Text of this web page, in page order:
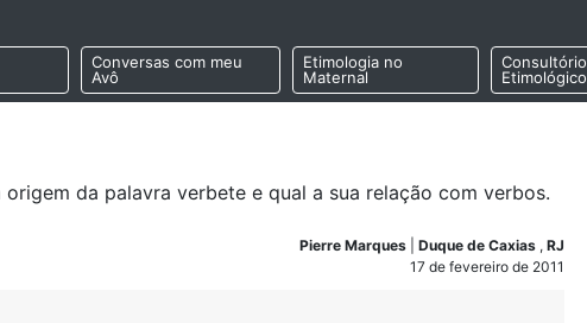
Conversas com meu
Avô
Etimologia no
Maternal
Consultório
Etimológico
da palavra verbete e qual a sua relação com verbos.
Pierre Marques Duque de Caxias , RJ
17 de fevereiro de 2011